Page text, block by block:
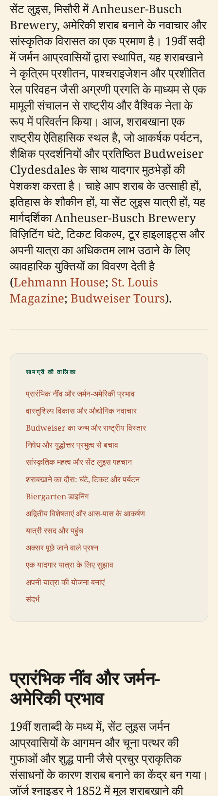
सेंट लुइस, मिसौरी में Anheuser-Busch
Brewery, अमेरिकी शराब बनाने के नवाचार और
सांस्कृतिक विरासत का एक प्रमाण है। 19वीं सदी
में जर्मन आप्रवासियों द्वारा स्थापित, यह शराबखाने
ने कृत्रिम प्रशीतन, पाश्चराइजेशन और प्रशीतित
रेल परिवहन जैसी अग्रणी प्रगति के माध्यम से एक
मामूली संचालन से राष्ट्रीय और वैश्विक नेता के
रूप में परिवर्तन किया। आज, शराबखाना एक
राष्ट्रीय ऐतिहासिक स्थल है, जो आकर्षक पर्यटन,
शैक्षिक प्रदर्शनियों और प्रतिष्ठित Budweiser
Clydesdales के साथ यादगार मुठभेड़ों की
पेशकश करता है। चाहे आप शराब के उत्साही हों,
इतिहास के शौकीन हों, या सेंट लुइस यात्री हों, यह
मार्गदर्शिका Anheuser-Busch Brewery
विज़िटिंग घंटे, टिकट विकल्प, टूर हाइलाइट्स और
अपनी यात्रा का अधिकतम लाभ उठाने के लिए
व्यावहारिक युक्तियों का विवरण देती है
(Lehmann House; St. Louis
Magazine; Budweiser Tours).
सामग्री की तालिका
प्रारंभिक नींव और जर्मन-अमेरिकी प्रभाव
वास्तुशिल्प विकास और औद्योगिक नवाचार
Budweiser का जन्म और राष्ट्रीय विस्तार
निषेध और युद्धोत्तर प्रभुत्व से बचाव
सांस्कृतिक महत्व और सेंट लुइस पहचान
शराबखाने का दौरा: घंटे, टिकट और पर्यटन
Biergarten डाइनिंग
अद्वितीय विशेषताएं और आस-पास के आकर्षण
यात्री रसद और पहुंच
अक्सर पूछे जाने वाले प्रश्न
एक यादगार यात्रा के लिए सुझाव
अपनी यात्रा की योजना बनाएं
संदर्भ
प्रारंभिक नींव और जर्मन-
अमेरिकी प्रभाव
19वीं शताब्दी के मध्य में, सेंट लुइस जर्मन
आप्रवासियों के आगमन और चूना पत्थर की
गुफाओं और शुद्ध पानी जैसे प्रचुर प्राकृतिक
संसाधनों के कारण शराब बनाने का केंद्र बन गया।
जॉर्ज श्नाइडर ने 1852 में मूल शराबखाने की